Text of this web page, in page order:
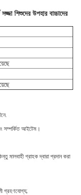
সজ্জা শিশুদের উপহার বাচ্চাদের
সম্পর্কিত আইটেম।
মালবাহী গ্রাহক দ্বারা প্রদান করা
গ্রহণযোগ্য;